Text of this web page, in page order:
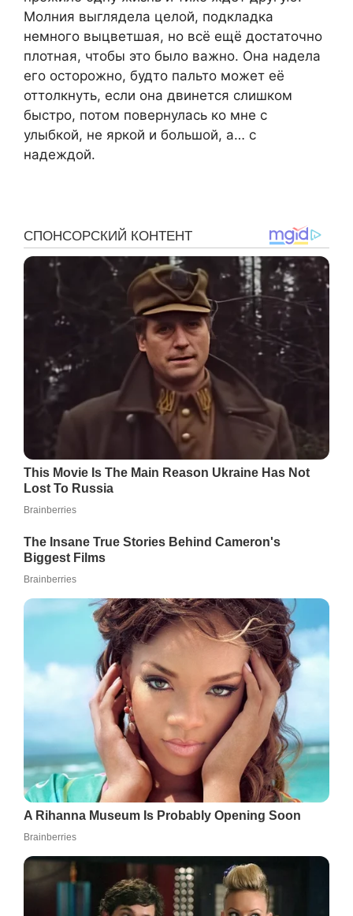
Молния выглядела целой, подкладка
немного выцветшая, но всё ещё достаточно
плотная, чтобы это было важно. Она надела
его осторожно, будто пальто может её
оттолкнуть, если она двинется слишком
быстро, потом повернулась ко мне с
улыбкой, не яркой и большой, а… с
надеждой.